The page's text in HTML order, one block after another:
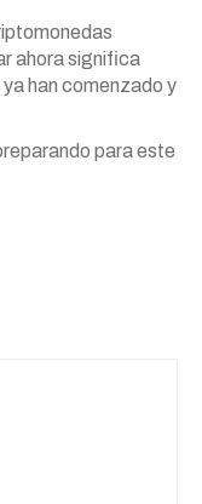
ahora significa
han comenzado y
para este